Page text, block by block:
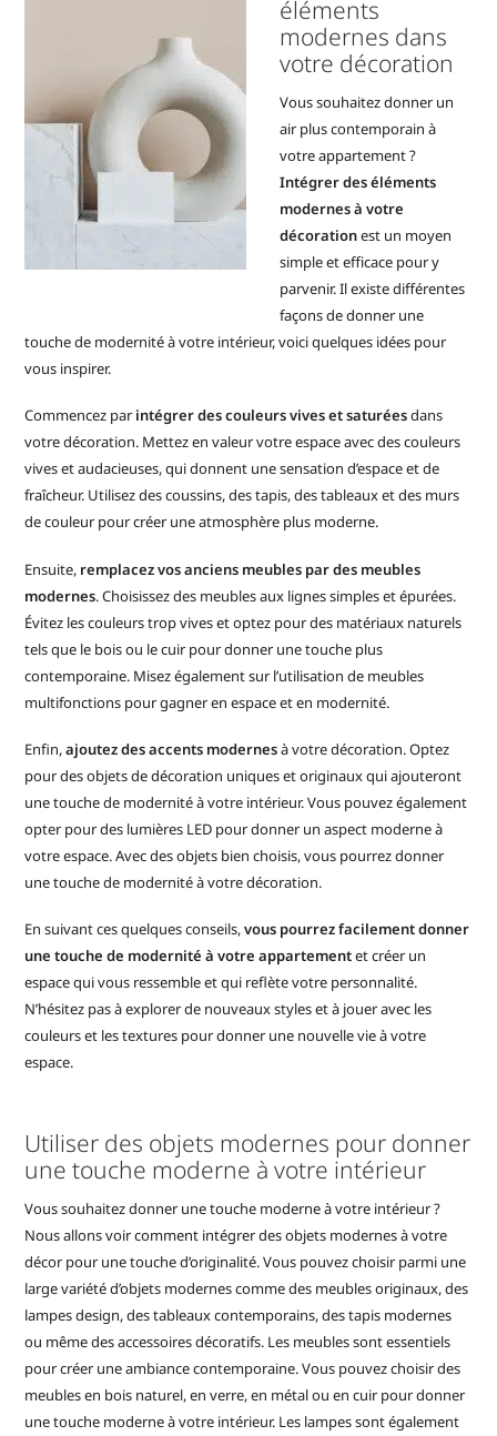
éléments
modernes dans
votre décoration
Vous souhaitez donner un
air plus contemporain à
votre appartement ?
Intégrer des éléments
modernes à votre
décorationest un moyen
simple et efficace pour y
parvenir. Il existe différentes
façons de donner une
touche de modernité à votre intérieur, voici quelques idées pour
vous inspirer.
Commencez par intégrer des couleurs vives et saturéesdans
votre décoration. Mettez en valeur votre espace avec des couleurs
vives et audacieuses, qui donnent une sensation d’espace et de
fraîcheur. Utilisez des coussins, des tapis, des tableaux et des murs
de couleur pour créer une atmosphère plus moderne.
Ensuite, remplacez vos anciens meubles par des meubles
modernes. Choisissez des meubles aux lignes simples et épurées.
Évitez les couleurs trop vives et optez pour des matériaux naturels
tels que le bois ou le cuir pour donner une touche plus
contemporaine. Misez également sur l’utilisation de meubles
multifonctions pour gagner en espace et en modernité.
Enfin,ajoutez des accents modernesà votre décoration. Optez
pour des objets de décoration uniques et originaux qui ajouteront
une touche de modernité à votre intérieur. Vous pouvez également
opter pour des lumières LED pour donner un aspect moderne à
votre espace. Avec des objets bien choisis, vous pourrez donner
une touche de modernité à votre décoration.
En suivant ces quelques conseils,vous pourrez facilement donner
une touche de modernité à votre appartementet créer un
espace qui vous ressemble et qui reflète votre personnalité.
N’hésitez pas à explorer de nouveaux styles et à jouer avec les
couleurs et les textures pour donner une nouvelle vie à votre
espace.
Utiliser des objets modernes pour donner
une touche moderne à votre intérieur
Vous souhaitez donner une touche moderne à votre intérieur ?
Nous allons voir comment intégrer des objets modernes à votre
décor pour une touche d’originalité. Vous pouvez choisir parmi une
large variété d’objets modernes comme des meubles originaux, des
lampes design, des tableaux contemporains, des tapis modernes
ou même des accessoires décoratifs. Les meubles sont essentiels
pour créer une ambiance contemporaine. Vous pouvez choisir des
meubles en bois naturel, en verre, en métal ou en cuir pour donner
une touche moderne à votre intérieur. Les lampes sont également